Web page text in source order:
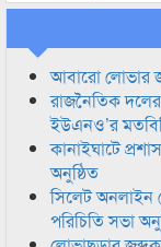
আবারো লোভার
রাজনৈতিক
ইউএনও’র
কানাইঘাটে
অনুষ্ঠিত
সিলেট অনলাইন
পরিচিতি সভা